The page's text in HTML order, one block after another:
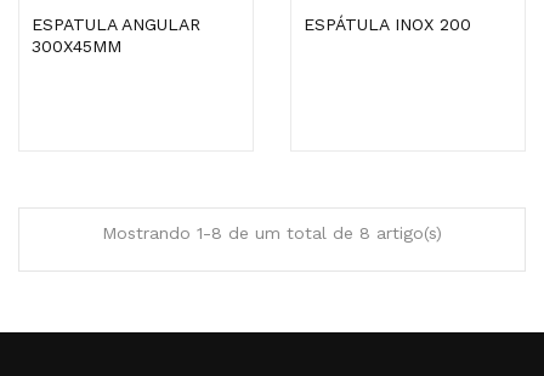
ESPATULA ANGULAR
300X45MM
ESPÁTULA INOX 200
Mostrando 1-8 de um total de 8 artigo(s)